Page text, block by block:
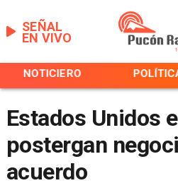
EN VIVO
SEÑAL
NOTICIERO
Estados Unidos
postergan
acuerdo